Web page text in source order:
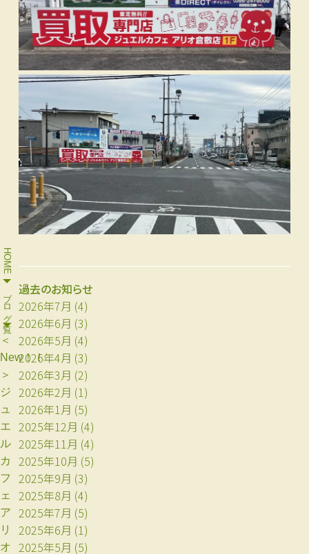
HOME
ブログ一覧
＜
New！！
＞
ジ
ュ
エ
ル
カ
フ
ェ
ア
リ
オ
過去のお知らせ
2026年7月 (4)
2026年6月 (3)
2026年5月 (4)
2026年4月 (3)
2026年3月 (2)
2026年2月 (1)
2026年1月 (5)
2025年12月 (4)
2025年11月 (4)
2025年10月 (5)
2025年9月 (3)
2025年8月 (4)
2025年7月 (5)
2025年6月 (1)
2025年5月 (5)